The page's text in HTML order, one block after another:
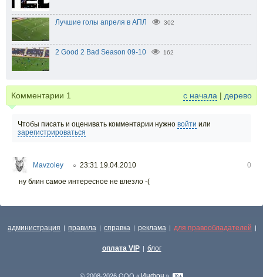
Лучшие голы апреля в АПЛ 302
2 Good 2 Bad Season 09-10 162
Комментарии 1 с начала | дерево
Чтобы писать и оценивать комментарии нужно войти или
зарегистрироваться
Mavzoley ○ 23:31 19.04.2010
0
ну блин самое интересное не влезло -(
администрация | правила | справка | реклама | для правообладателей |
оплата VIP | блог